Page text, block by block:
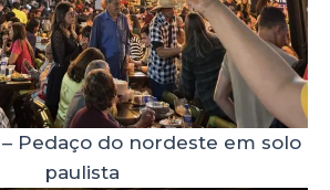
Pedaço do nordeste em solo
paulista